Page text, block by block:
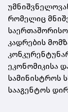
რომელიც
საერთაშორისო
კადრების
ეკონომიკისა
სამინისტროს
სააგენტოს